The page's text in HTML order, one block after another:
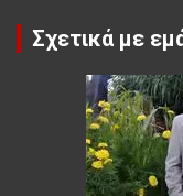
Σχετικά με